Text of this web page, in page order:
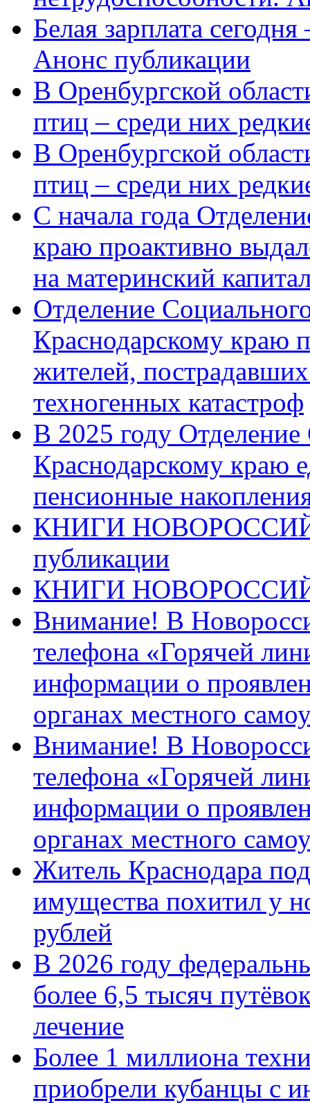
Белая зарплата
Анонс публикации
В Оренбургской
птиц – среди них
В Оренбургской
птиц – среди них
С начала года
краю проактивно
на материнский
Отделение
Краснодарскому краю
жителей,
техногенных катастроф
В 2025 году
Краснодарскому краю
пенсионные
КНИГИ
публикации
КНИГИ
Внимание! В
телефона «Горячей
информации о
органах местного
Внимание! В
телефона «Горячей
информации о
органах местного
Житель Краснодара
имущества похитил у
рублей
В 2026 году
более 6,5 тысяч
лечение
Более 1 миллиона
приобрели кубанцы с